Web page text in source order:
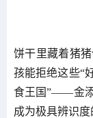
饼干里藏着猪
孩能拒绝这些“
食王国”——金添
成为极具辨识度